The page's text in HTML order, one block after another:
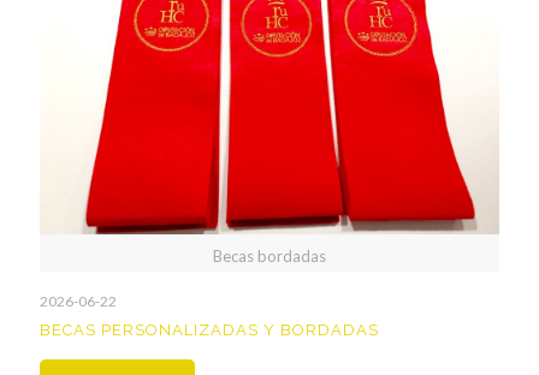
Becas bordadas
2026-06-22
BECAS PERSONALIZADAS Y BORDADAS